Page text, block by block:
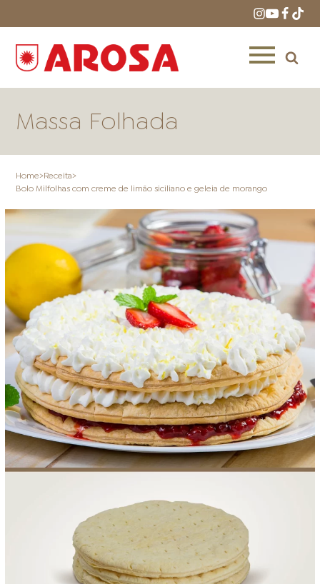
HOME RECEITAS PRODUTOS
ONDE COMPRAR LOJAS AROSA
DISTRIBUIDORES E
REPRESENTANTES
FOOD SERVICE EMPRESA AGENDA DE CURSOS
ACESSO PARA PARCEIROS
Massa Folhada
Home>Receita>
Bolo Milfolhas com creme de limão siciliano e geleia de morango